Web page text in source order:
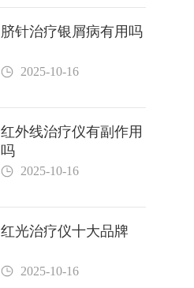
脐针治疗银屑病有用吗
2025-10-16
红外线治疗仪有副作用
吗
2025-10-16
红光治疗仪十大品牌
2025-10-16